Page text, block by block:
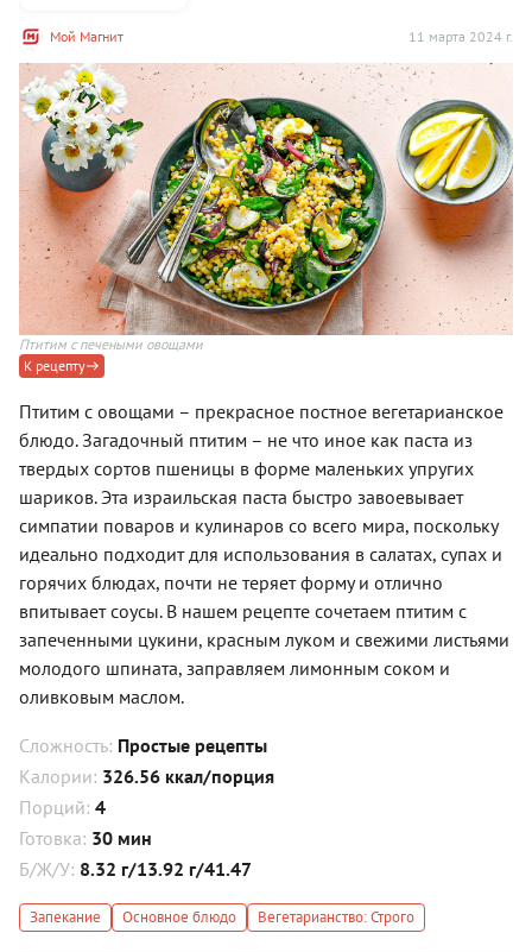
Мой Магнит 11 марта 2024 г.
Птитим с печеными овощами
К рецепту
Птитим с овощами – прекрасное постное вегетарианское
блюдо. Загадочный птитим – не что иное как паста из
твердых сортов пшеницы в форме маленьких упругих
шариков. Эта израильская паста быстро завоевывает
симпатии поваров и кулинаров со всего мира, поскольку
идеально подходит для использования в салатах, супах и
горячих блюдах, почти не теряет форму и отлично
впитывает соусы. В нашем рецепте сочетаем птитим с
запеченными цукини, красным луком и свежими листьями
молодого шпината, заправляем лимонным соком и
оливковым маслом.
Сложность: Простые рецепты
Калории: 326.56 ккал/порция
Порций: 4
Готовка: 30 мин
Б/Ж/У: 8.32 г/13.92 г/41.47
Запекание Основное блюдо Вегетарианство: Строго